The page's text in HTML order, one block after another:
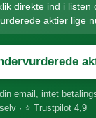
direkte ind i listen
aktier lige
email, intet
· ⭐ Trustpilot 4,9